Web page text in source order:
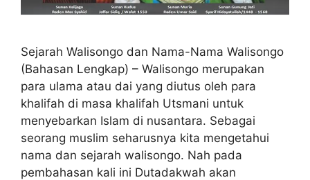
Sejarah Walisongo dan Nama-Nama Walisongo
(Bahasan Lengkap) – Walisongo merupakan
para ulama atau dai yang diutus oleh para
khalifah di masa khalifah Utsmani untuk
menyebarkan Islam di nusantara. Sebagai
seorang muslim seharusnya kita mengetahui
nama dan sejarah walisongo. Nah pada
pembahasan kali ini Dutadakwah akan